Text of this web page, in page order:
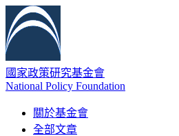
國家政策研究基金會
National Policy Foundation
關於基金會
全部文章